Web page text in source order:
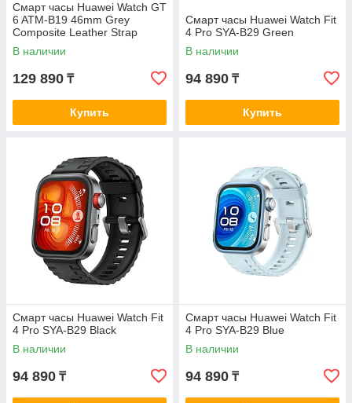
Смарт часы Huawei Watch GT
6 ATM-B19 46mm Grey
Composite Leather Strap
В наличии
129 890 ₸
Купить
Смарт часы Huawei Watch Fit
4 Pro SYA-B29 Green
В наличии
94 890 ₸
Купить
Смарт часы Huawei Watch Fit
4 Pro SYA-B29 Black
В наличии
94 890 ₸
Смарт часы Huawei Watch Fit
4 Pro SYA-B29 Blue
В наличии
94 890 ₸